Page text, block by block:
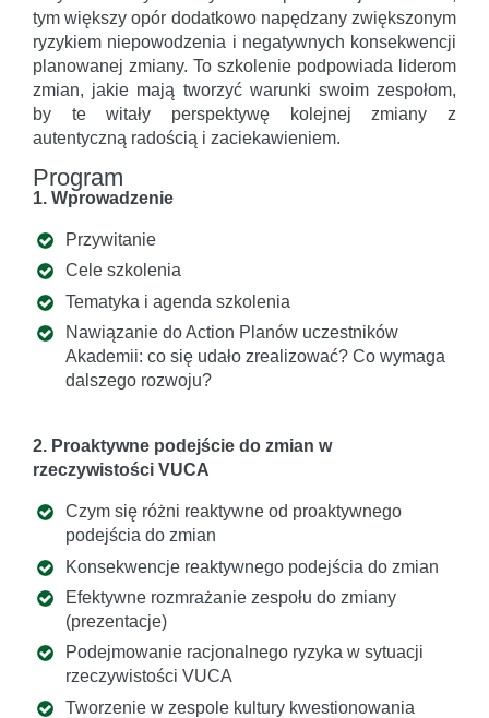
tym większy opór dodatkowo napędzany zwiększonym
ryzykiem niepowodzenia i negatywnych konsekwencji
planowanej zmiany. To szkolenie podpowiada liderom
zmian, jakie mają tworzyć warunki swoim zespołom,
by te witały perspektywę kolejnej zmiany z
autentyczną radością i zaciekawieniem.
Program
1. Wprowadzenie
Przywitanie
Cele szkolenia
Tematyka i agenda szkolenia
Nawiązanie do Action Planów uczestników
Akademii: co się udało zrealizować? Co wymaga
dalszego rozwoju?
2. Proaktywne podejście do zmian w
rzeczywistości VUCA
Czym się różni reaktywne od proaktywnego
podejścia do zmian
Konsekwencje reaktywnego podejścia do zmian
Efektywne rozmrażanie zespołu do zmiany
(prezentacje)
Podejmowanie racjonalnego ryzyka w sytuacji
rzeczywistości VUCA
Tworzenie w zespole kultury kwestionowania